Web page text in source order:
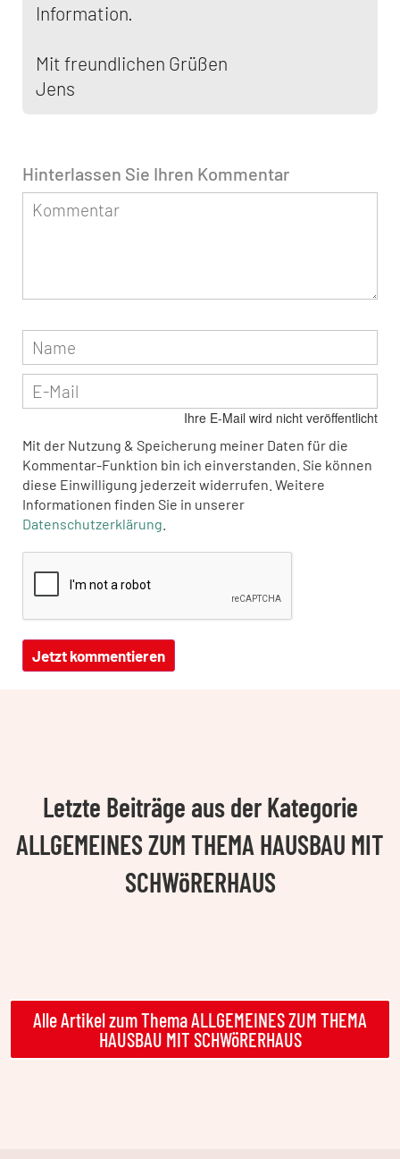
Information.
Mit freundlichen Grüßen
Jens
Hinterlassen Sie Ihren Kommentar
Ihre E-Mail wird nicht veröffentlicht
Mit der Nutzung & Speicherung meiner Daten für die
Kommentar-Funktion bin ich einverstanden. Sie können
diese Einwilligung jederzeit widerrufen. Weitere
Informationen finden Sie in unserer
Datenschutzerklärung
Letzte Beiträge aus der Kategorie
ALLGEMEINES ZUM THEMA HAUSBAU MIT
SCHWöRERHAUS
Alle Artikel zum Thema ALLGEMEINES ZUM THEMA
HAUSBAU MIT SCHWöRERHAUS